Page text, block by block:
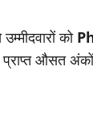
को
औसत